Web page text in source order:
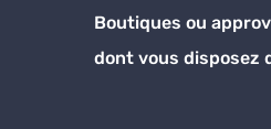
Boutiques ou
dont vous disposez